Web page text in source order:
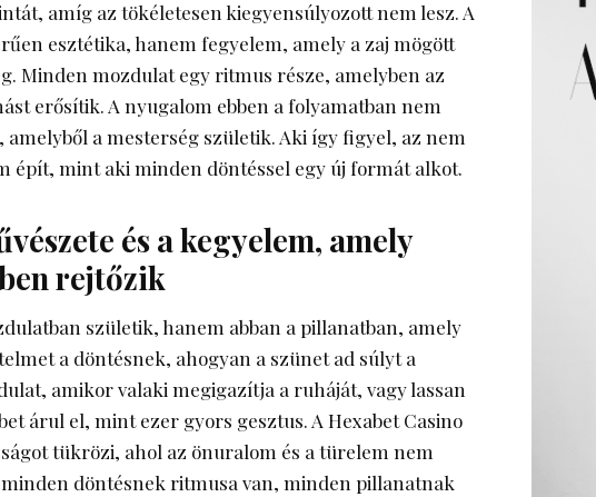
amíg az tökéletesen kiegyensúlyozott nem lesz. A
esztétika, hanem fegyelem, amely a zaj mögött
Minden mozdulat egy ritmus része, amelyben az
erősítik. A nyugalom ebben a folyamatban nem
a mesterség születik. Aki így figyel, az nem
épít, mint aki minden döntéssel egy új formát alkot.
és a kegyelem, amely
rejtőzik
születik, hanem abban a pillanatban, amely
a döntésnek, ahogyan a szünet ad súlyt a
amikor valaki megigazítja a ruháját, vagy lassan
árul el, mint ezer gyors gesztus. A Hexabet Casino
tükrözi, ahol az önuralom és a türelem nem
döntésnek ritmusa van, minden pillanatnak